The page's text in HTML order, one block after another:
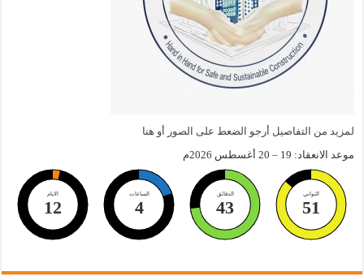
لمزيد من التفاصيل أرجو الضعط على الصور أو هنا
موعد الانعقاد: 19 – 20 أغسطس 2026م
الايام
12
الساعات
4
الدقائق
43
الثواني
50